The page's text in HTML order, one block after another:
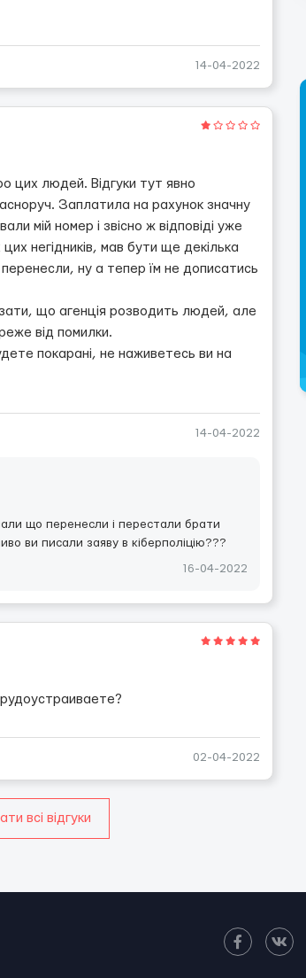
14-04-2022
цих людей. Відгуки тут явно
Заплатила на рахунок значну
мій номер і звісно ж відповіді уже
негідників, мав бути ще декілька
ну а тепер їм не дописатись
що агенція розводить людей, але
від помилки.
покарані, не наживетесь ви на
14-04-2022
що перенесли і перестали брати
ви писали заяву в кіберполіцію???
16-04-2022
02-04-2022
всі відгуки